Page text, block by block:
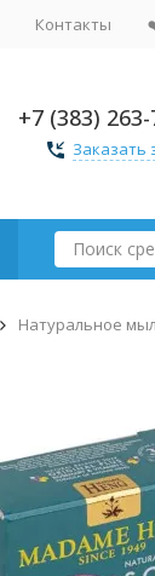
Контакты
+7 (383)
Заказать
Натуральное